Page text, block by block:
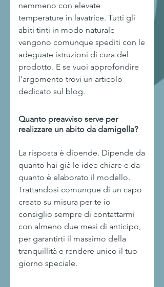
nemmeno con elevate
temperature in lavatrice. Tutti gli
abiti tinti in modo naturale
vengono comunque spediti con le
adeguate istruzioni di cura del
prodotto. E se vuoi approfondire
l'argomento trovi un articolo
dedicato sul blog.
Quanto preavviso serve per
realizzare un abito da damigella?
La risposta è dipende. Dipende da
quanto hai già le idee chiare e da
quanto è elaborato il modello.
Trattandosi comunque di un capo
creato su misura per te io
consiglio sempre di contattarmi
con almeno due mesi di anticipo,
per garantirti il massimo della
tranquillità e rendere unico il tuo
giorno speciale.